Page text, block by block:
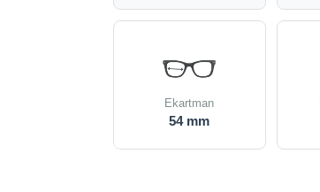
Ekartman
54 mm